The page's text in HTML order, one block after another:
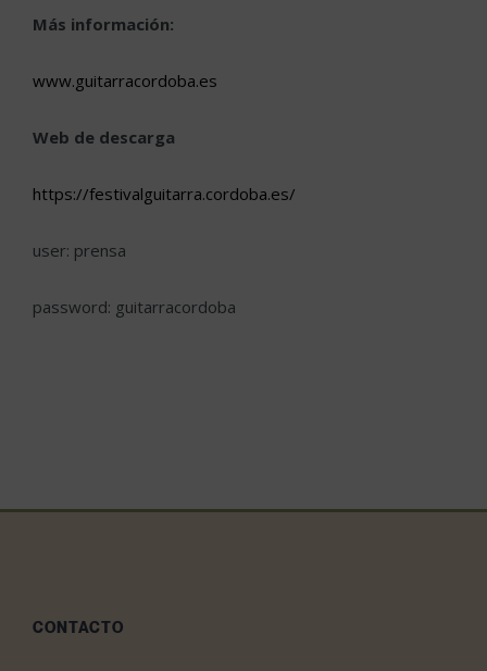
Más información:
www.guitarracordoba.es
Web de descarga
https://festivalguitarra.cordoba.es/
user: prensa
password: guitarracordoba
CONTACTO